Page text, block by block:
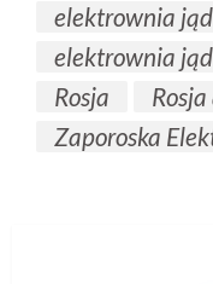
elektrownia
elektrownia
Rosja
Zaporoska